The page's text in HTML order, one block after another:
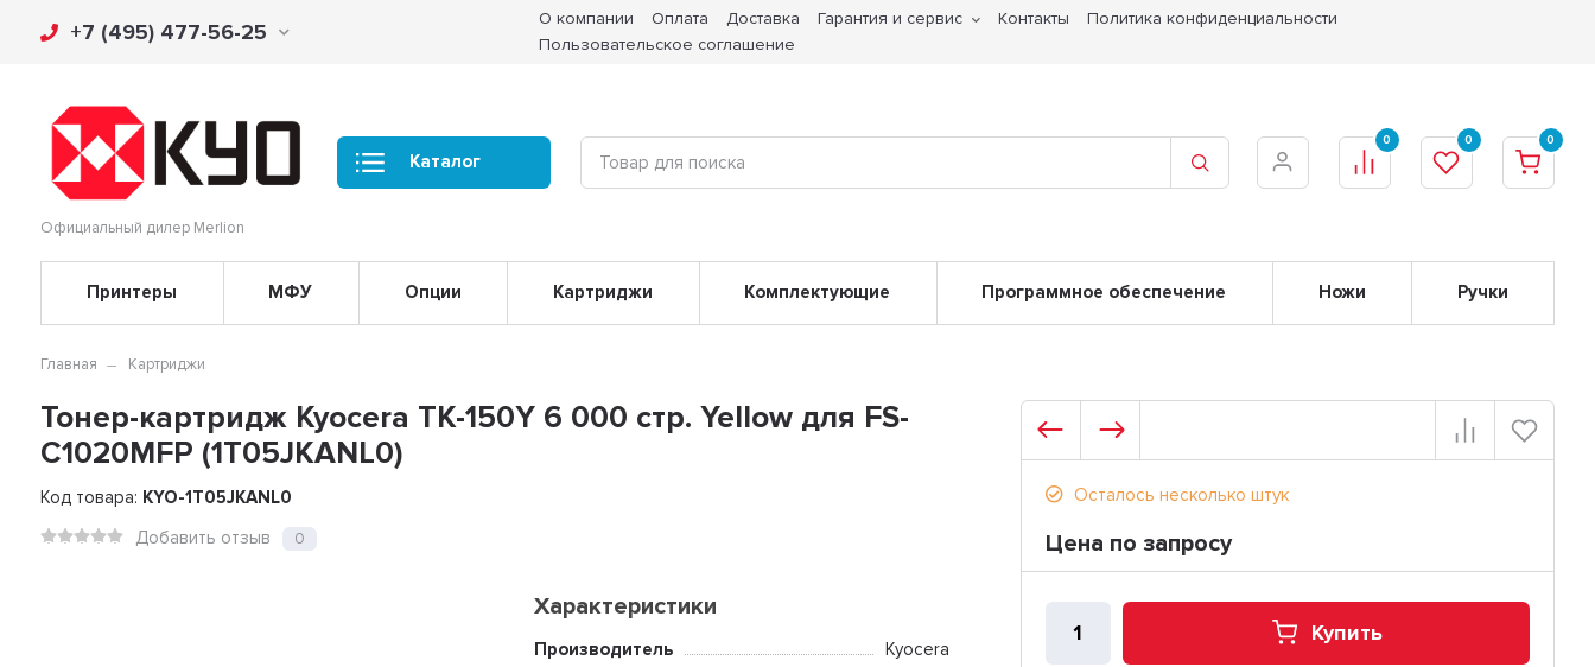
+7 (495) 477-56-25
О компании Оплата Доставка Гарантия и сервис Контакты
Политика конфиденциальности
Пользовательское соглашение
Официальный дилер Merlion
Каталог
0 0 0
Принтеры МФУ Опции Картриджи Комплектующие Программное обеспечение Ножи Ручки
Главная Картриджи
Тонер-картридж Kyocera TK-150Y 6 000 стр. Yellow для FS-
C1020MFP (1T05JKANL0)
Код товара: KYO-1T05JKANL0
Добавить отзыв
0
Характеристики
Производитель
Kyocera
Осталось несколько штук
Цена по запросу
Купить